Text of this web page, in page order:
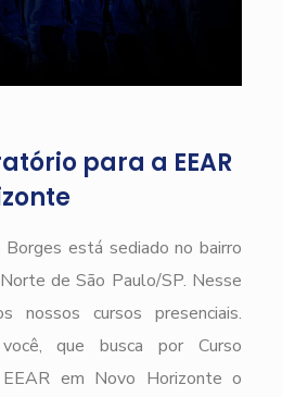
para a EEAR
está sediado no bairro
de São Paulo/SP. Nesse
nossos cursos presenciais.
que busca por Curso
em Novo Horizonte o